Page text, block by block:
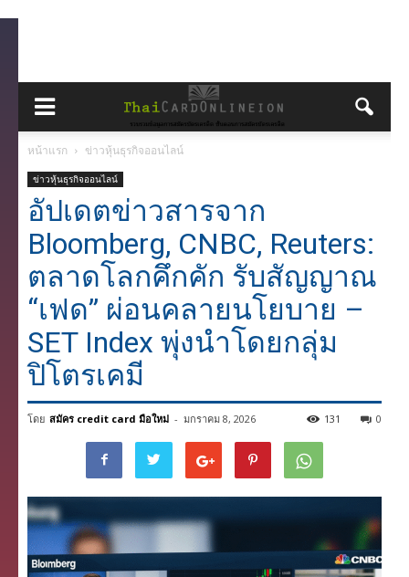
หน้าแรก ข่าวหุ้นธุรกิจออนไลน์
ข่าวหุ้นธุรกิจออนไลน์
อัปเดตข่าวสารจาก
Bloomberg, CNBC, Reuters:
ตลาดโลกคึกคัก รับสัญญาณ
“เฟด” ผ่อนคลายนโยบาย –
SET Index พุ่งนำโดยกลุ่ม
ปิโตรเคมี
โดย สมัคร credit card มือใหม่ - มกราคม 8, 2026 0
131